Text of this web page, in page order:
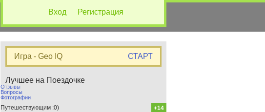
Вход Регистрация
Игра - Geo IQ СТАРТ
Лучшее на Поездочке
Отзывы
Вопросы
Фотографии
+14
Путешествующим :0)